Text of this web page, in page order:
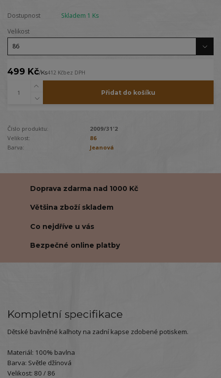
Dostupnost
Skladem 1 Ks
Velikost
499 Kč/Ks412 Kčbez DPH
Přidat do košíku
Číslo produktu:
2009/31'2
Velikost:
86
Barva:
Jeanová
Doprava zdarma nad 1000 Kč
Většina zboží skladem
Co nejdříve u vás
Bezpečné online platby
Kompletní specifikace
Dětské bavlněné kalhoty na zadní kapse zdobené potiskem.
Materiál: 100% bavlna
Barva: Světle džínová
Velikost: 80 / 86